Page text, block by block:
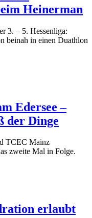
Heinerman
3. – 5. Hessenliga:
beinah in einen Duathlon
Edersee –
der Dinge
TCEC Mainz
zweite Mal in Folge.
erlaubt